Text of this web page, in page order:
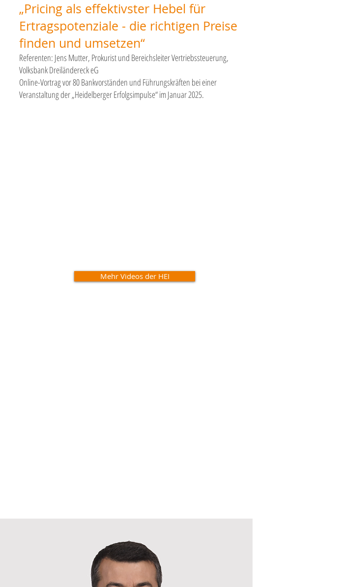
„Pricing als effektivster Hebel für
Ertragspotenziale - die richtigen Preise
finden und umsetzen“
Referenten: Jens Mutter, Prokurist und Bereichsleiter Vertriebssteuerung,
Volksbank Dreiländereck eG
Online-Vortrag vor 80 Bankvorständen und Führungskräften bei einer
Veranstaltung der „Heidelberger Erfolgsimpulse“ im Januar 2025.
Mehr Videos der HEI